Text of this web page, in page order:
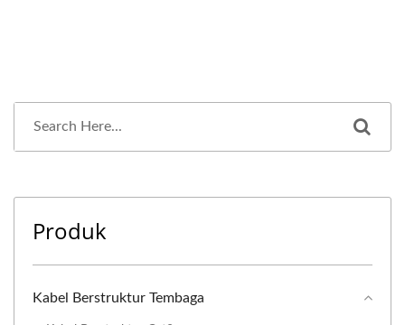
Produk
Kabel Berstruktur Tembaga